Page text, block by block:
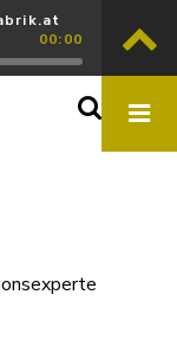
00:00